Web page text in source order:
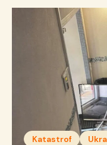
Katastrof